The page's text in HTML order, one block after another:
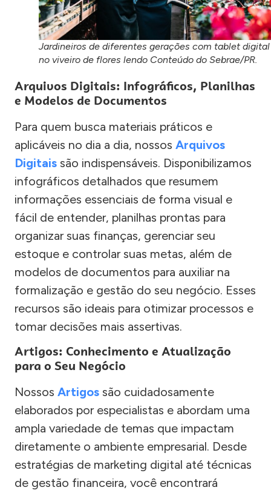
Jardineiros de diferentes gerações com tablet digital
no viveiro de flores lendo Conteúdo do Sebrae/PR.
Arquivos Digitais: Infográficos, Planilhas
e Modelos de Documentos
Para quem busca materiais práticos e
aplicáveis no dia a dia, nossos Arquivos
Digitais são indispensáveis. Disponibilizamos
infográficos detalhados que resumem
informações essenciais de forma visual e
fácil de entender, planilhas prontas para
organizar suas finanças, gerenciar seu
estoque e controlar suas metas, além de
modelos de documentos para auxiliar na
formalização e gestão do seu negócio. Esses
recursos são ideais para otimizar processos e
tomar decisões mais assertivas.
Artigos: Conhecimento e Atualização
para o Seu Negócio
Nossos Artigos são cuidadosamente
elaborados por especialistas e abordam uma
ampla variedade de temas que impactam
diretamente o ambiente empresarial. Desde
estratégias de marketing digital até técnicas
de gestão financeira, você encontrará